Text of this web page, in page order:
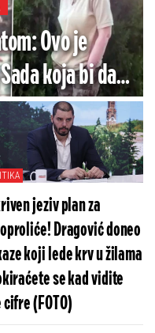
Ovo je
koja bi da
je šta radi
jeziv plan za
Dragović doneo
koji lede krv u žilama
se kad vidite
cifre (FOTO)